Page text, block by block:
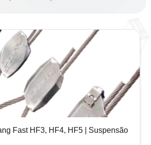
Fast HF3, HF4, HF5 | Suspensão